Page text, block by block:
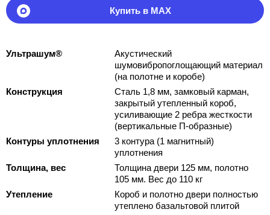
Купить в MAX
Ультрашум®
Акустический
шумовибропоглощающий материал
(на полотне и коробе)
Конструкция
Сталь 1,8 мм, замковый карман,
закрытый утепленный короб,
усиливающие 2 ребра жесткости
(вертикальные П-образные)
Контуры уплотнения
3 контура (1 магнитный)
уплотнения
Толщина, вес
Толщина двери 125 мм, полотно
105 мм. Вес до 110 кг
Утепление
Короб и полотно двери полностью
утеплено базальтовой плитой